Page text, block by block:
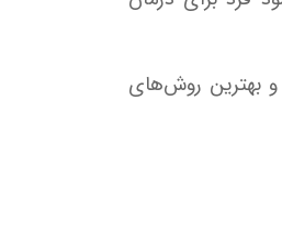
و بهترین روش‌های